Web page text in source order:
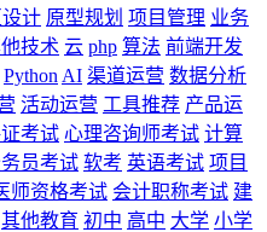
计 原型规划 项目管理 业务
技术 云 php 算法 前端开发
Python AI 渠道运营 数据分析
活动运营 工具推荐 产品运
考试 心理咨询师考试 计算
员考试 软考 英语考试 项目
师资格考试 会计职称考试 建
其他教育 初中 高中 大学 小学